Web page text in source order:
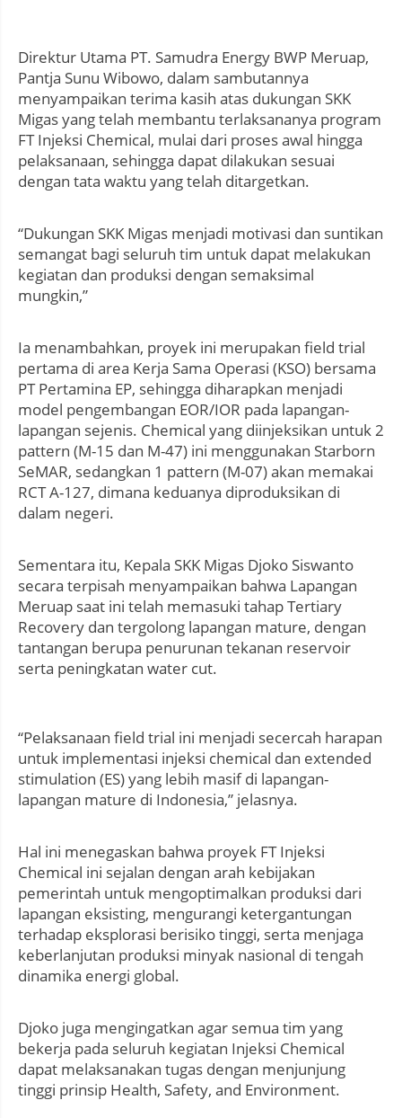
Direktur Utama PT. Samudra Energy BWP Meruap,
Pantja Sunu Wibowo, dalam sambutannya
menyampaikan terima kasih atas dukungan SKK
Migas yang telah membantu terlaksananya program
FT Injeksi Chemical, mulai dari proses awal hingga
pelaksanaan, sehingga dapat dilakukan sesuai
dengan tata waktu yang telah ditargetkan.
“Dukungan SKK Migas menjadi motivasi dan suntikan
semangat bagi seluruh tim untuk dapat melakukan
kegiatan dan produksi dengan semaksimal
mungkin,”
Ia menambahkan, proyek ini merupakan field trial
pertama di area Kerja Sama Operasi (KSO) bersama
PT Pertamina EP, sehingga diharapkan menjadi
model pengembangan EOR/IOR pada lapangan-
lapangan sejenis. Chemical yang diinjeksikan untuk 2
pattern (M-15 dan M-47) ini menggunakan Starborn
SeMAR, sedangkan 1 pattern (M-07) akan memakai
RCT A-127, dimana keduanya diproduksikan di
dalam negeri.
Sementara itu, Kepala SKK Migas Djoko Siswanto
secara terpisah menyampaikan bahwa Lapangan
Meruap saat ini telah memasuki tahap Tertiary
Recovery dan tergolong lapangan mature, dengan
tantangan berupa penurunan tekanan reservoir
serta peningkatan water cut.
“Pelaksanaan field trial ini menjadi secercah harapan
untuk implementasi injeksi chemical dan extended
stimulation (ES) yang lebih masif di lapangan-
lapangan mature di Indonesia,” jelasnya.
Hal ini menegaskan bahwa proyek FT Injeksi
Chemical ini sejalan dengan arah kebijakan
pemerintah untuk mengoptimalkan produksi dari
lapangan eksisting, mengurangi ketergantungan
terhadap eksplorasi berisiko tinggi, serta menjaga
keberlanjutan produksi minyak nasional di tengah
dinamika energi global.
Djoko juga mengingatkan agar semua tim yang
bekerja pada seluruh kegiatan Injeksi Chemical
dapat melaksanakan tugas dengan menjunjung
tinggi prinsip Health, Safety, and Environment.